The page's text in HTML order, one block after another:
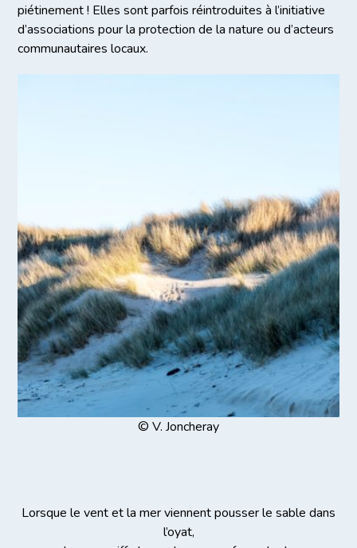
piétinement ! Elles sont parfois réintroduites à l’initiative
d’associations pour la protection de la nature ou d’acteurs
communautaires locaux.
© V. Joncheray
Lorsque le vent et la mer viennent pousser le sable dans
l’oyat,